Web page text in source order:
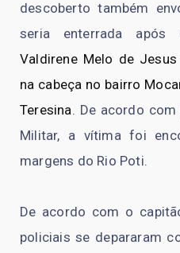
descoberto também
seria enterrada após
Valdirene Melo de
na cabeça no bairro
Teresina. De acordo
Militar, a vítima foi
margens do Rio Poti.
De acordo com o
policiais se depararam